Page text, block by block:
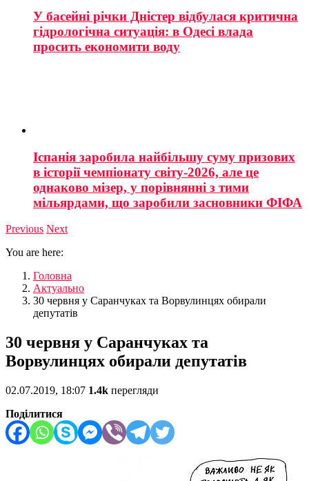
У басейні річки Дністер відбулася критична
гідрологічна ситуація: в Одесі влада
просить економити воду
Іспанія заробила найбільшу суму призових
в історії чемпіонату світу-2026, але це
однаково мізер, у порівнянні з тими
мільярдами, що заробили засновники ФІФА
Previous Next
You are here:
Головна
Актуально
30 червня у Саранчуках та Ворвулинцях обирали
депутатів
30 червня у Саранчуках та
Ворвулинцях обирали депутатів
02.07.2019, 18:07 1.4k перегляди
Поділитися